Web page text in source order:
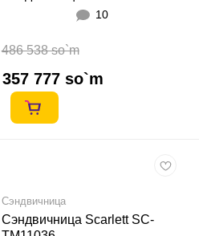
10
486 538 so`m
357 777 so`m
Сэндвичница
Сэндвичница Scarlett SC-